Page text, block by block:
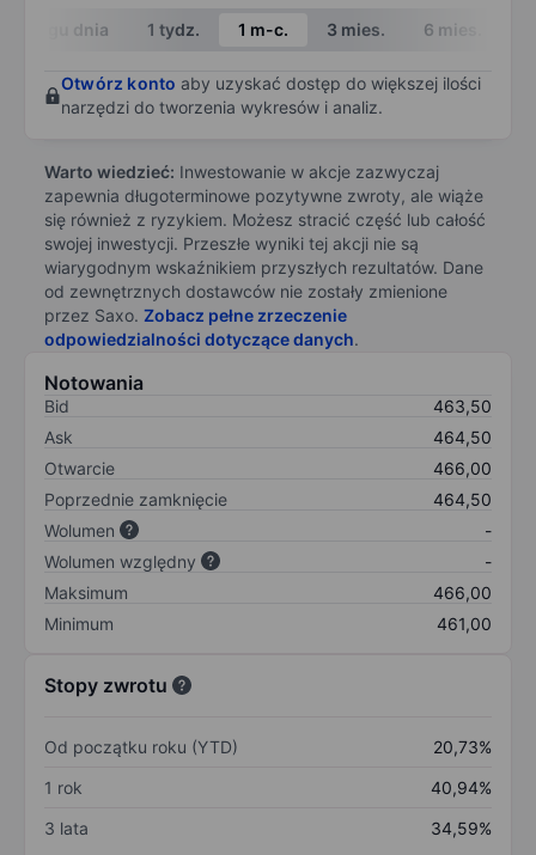
End of interactive chart.
W ciągu dnia 1 tydz. 1 m-c. 3 mies. 6 mies.
Otwórz konto aby uzyskać dostęp do większej ilości
narzędzi do tworzenia wykresów i analiz.
Warto wiedzieć: Inwestowanie w akcje zazwyczaj
zapewnia długoterminowe pozytywne zwroty, ale wiąże
się również z ryzykiem. Możesz stracić część lub całość
swojej inwestycji. Przeszłe wyniki tej akcji nie są
wiarygodnym wskaźnikiem przyszłych rezultatów. Dane
od zewnętrznych dostawców nie zostały zmienione
przez Saxo. Zobacz pełne zrzeczenie
odpowiedzialności dotyczące danych.
Notowania
Bid
463,50
Ask
464,50
Otwarcie
466,00
Poprzednie zamknięcie
464,50
Wolumen
-
Wolumen względny
-
Maksimum
466,00
Minimum
461,00
Stopy zwrotu
Od początku roku (YTD)
20,73%
1 rok
40,94%
3 lata
34,59%